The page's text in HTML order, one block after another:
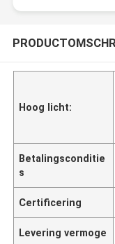
Hoog licht:
Betalingsconditie
s
Certificering
Levering vermoge